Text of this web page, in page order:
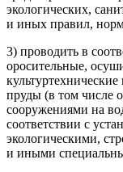
экологических,
и иных правил,
3) проводить в
оросительные,
пруды (в том числе
сооружениями на
соответствии с
экологическими,
и иными